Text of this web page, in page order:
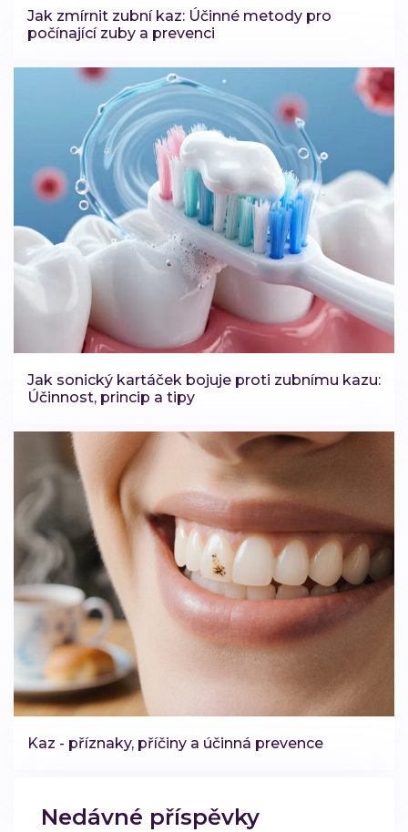
Jak zmírnit zubní kaz: Účinné metody pro
počínající zuby a prevenci
Jak sonický kartáček bojuje proti zubnímu kazu:
Účinnost, princip a tipy
Kaz - příznaky, příčiny a účinná prevence
Nedávné příspěvky